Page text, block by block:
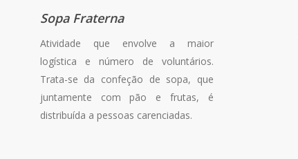
Sopa Fraterna
Atividade que envolve a maior
logística e número de voluntários.
Trata-se da confeção de sopa, que
juntamente com pão e frutas, é
distribuída a pessoas carenciadas.